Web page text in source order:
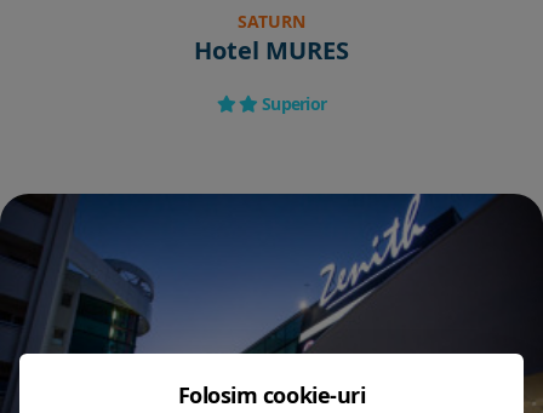
SATURN
Hotel MURES
Superior
Folosim cookie-uri